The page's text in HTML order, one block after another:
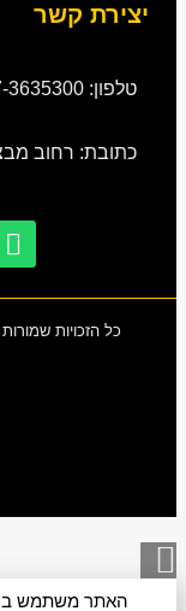
יצירת קשר
טלפון: 077-3635300
כתובת: רחוב מבצע קדש
כל הזכויות
גלילה
לראש